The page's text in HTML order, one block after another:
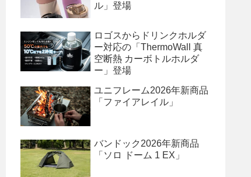
ル」登場
ロゴスからドリンクホルダ
ー対応の「ThermoWall 真
空断熱 カーボトルホルダ
ー」登場
ユニフレーム2026年新商品
「ファイアレイル」
バンドック2026年新商品
「ソロ ドーム 1 EX」